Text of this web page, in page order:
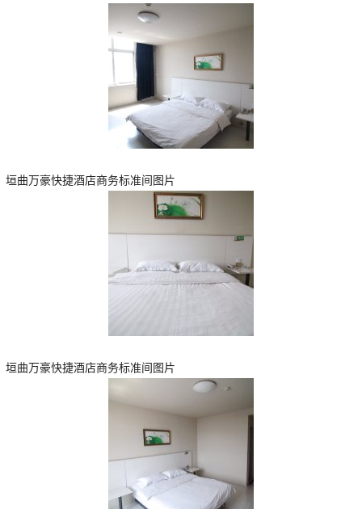
垣曲万豪快捷酒店商务标准间图片
垣曲万豪快捷酒店商务标准间图片